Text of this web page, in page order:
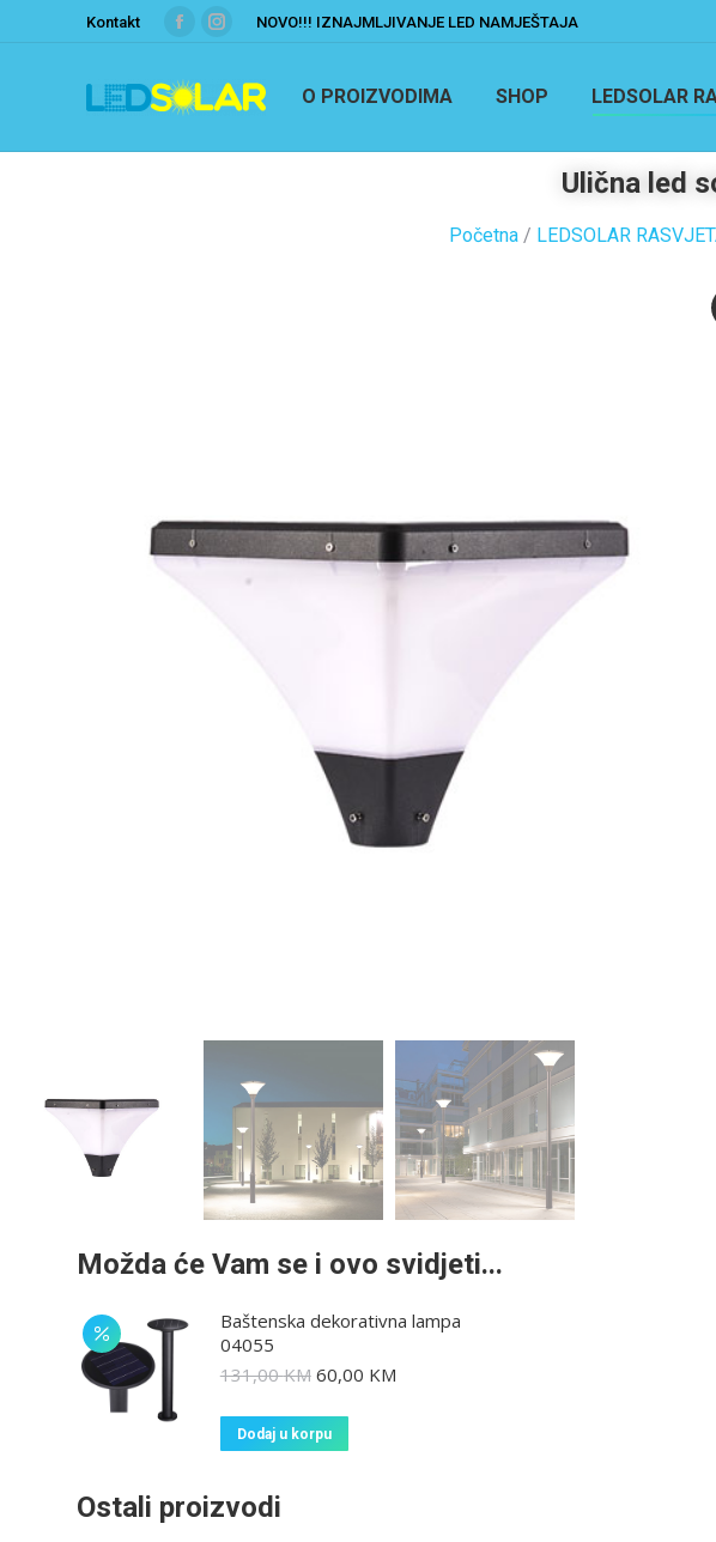
Kontakt NOVO!!! IZNAJMLJIVANJE LED NAMJEŠTAJA
O PROIZVODIMA SHOP LEDSOLAR
Ulična led
Početna / LEDSOLAR
Možda će Vam se i ovo svidjeti...
Baštenska dekorativna lampa
04055
131,00KM 60,00 KM
Dodaj u korpu
Ostali proizvodi